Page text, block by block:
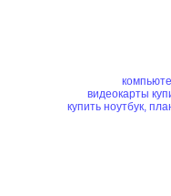
видеокарты
купить ноутбук,